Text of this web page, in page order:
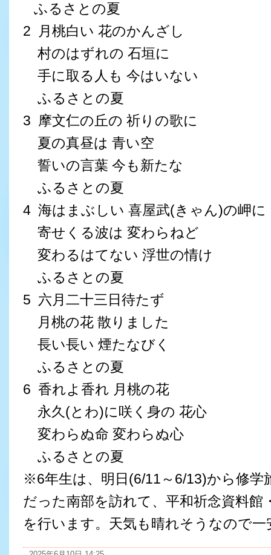
ふるさとの夏
2 月桃白い 花のかんざし
村のはずれの 石垣に
手に取る人も 今はいない
ふるさとの夏
3 摩文仁の丘の 祈りの歌に
夏の真昼は 青い空
誓いの言葉 今も新たな
ふるさとの夏
4 海はまぶしい 喜屋武(きゃん)の岬に
寄せくる波は 変わらねど
変わるはてない 浮世の情け
ふるさとの夏
5 六月二十三日待たず
月桃の花 散りました
長い長い 煙たなびく
ふるさとの夏
6 香れよ香れ 月桃の花
永久(とわ)に咲く身の 花心
変わらぬ命 変わらぬ心
ふるさとの夏
※6年生は、明日(6/11～6/13)から修学
だった南部を訪れて、平和祈念資料館
を行います。天気も晴れそうなので